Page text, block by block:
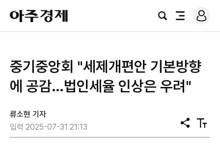
아
주
경
검
전
로
그
중기중앙회 "세제개편안 기본방향
에 공감…법인세율 인상은 우려"
류소현 기자
입력 2025-07-31 21:13
공
유
텍
스